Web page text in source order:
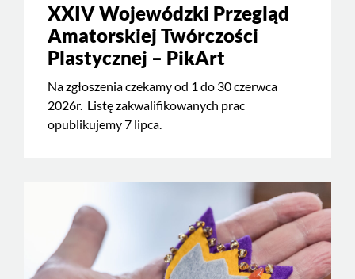
XXIV Wojewódzki Przegląd
Amatorskiej Twórczości
Plastycznej – PikArt
Na zgłoszenia czekamy od 1 do 30 czerwca
2026r. Listę zakwalifikowanych prac
opublikujemy 7 lipca.